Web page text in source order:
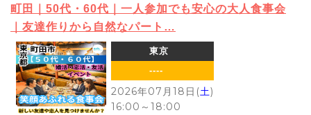
町田｜50代・60代｜一人参加でも安心の大人食事会
｜友達作りから自然なパート…
東京
----
2026年07月18日(土)
16:00 ～ 18:00